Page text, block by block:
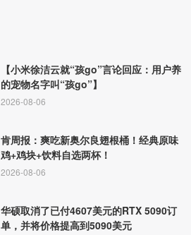
【小米徐洁云就“孩go”言论回应：用户养
的宠物名字叫“孩go”】
2026-08-06
肯周报：爽吃新奥尔良翅根桶！经典原味
鸡+鸡块+饮料自选两杯！
2026-08-06
华硕取消了已付4607美元的RTX 5090订
单，并将价格提高到5090美元